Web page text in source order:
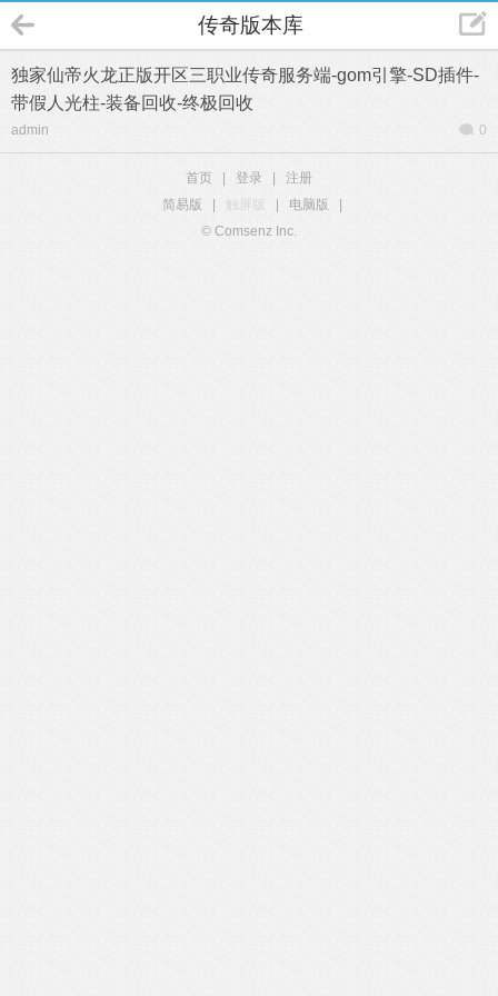
传奇版本库
独家仙帝火龙正版开区三职业传奇服务端-gom引擎-SD插件-
带假人光柱-装备回收-终极回收
admin 0
首页 登录
注册
简易版
触屏版 电脑版
© Comsenz Inc.